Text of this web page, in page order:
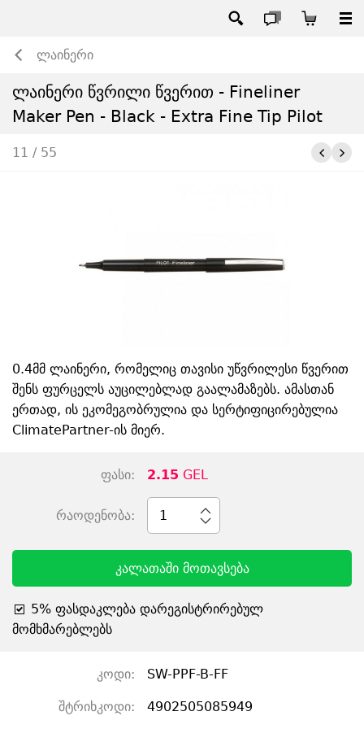
ლაინერი
ლაინერი წვრილი წვერით - Fineliner
Maker Pen - Black - Extra Fine Tip Pilot
11 / 55
0.4მმ ლაინერი, რომელიც თავისი უწვრილესი წვერით
შენს ფურცელს აუცილებლად გაალამაზებს. ამასთან
ერთად, ის ეკომეგობრულია და სერტიფიცირებულია
ClimatePartner-ის მიერ.
ფასი: 2.15 GEL
რაოდენობა: 1
კალათაში მოთავსება
5% ფასდაკლება დარეგისტრირებულ
მომხმარებლებს
კოდი: SW-PPF-B-FF
შტრიხკოდი: 4902505085949